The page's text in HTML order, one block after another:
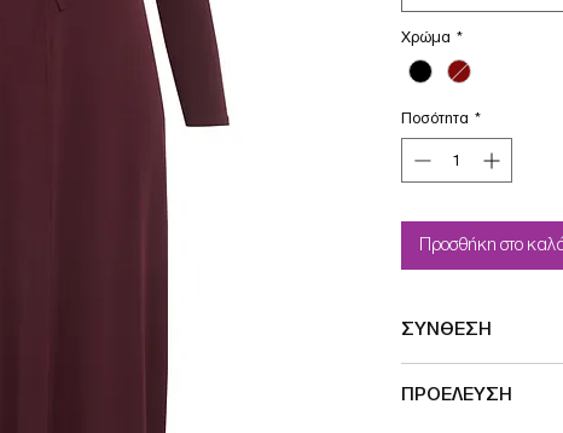
Χρώμα *
Ποσότητα *
Προσθήκη στο
ΣΥΝΘΕΣΗ
ΠΡΟΕΛΕΥΣΗ